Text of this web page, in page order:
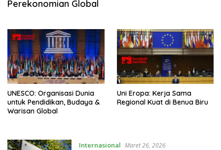
Perekonomian Global
UNESCO: Organisasi Dunia
untuk Pendidikan, Budaya &
Warisan Global
Uni Eropa: Kerja Sama
Regional Kuat di Benua Biru
Internasional Maret 26, 2026